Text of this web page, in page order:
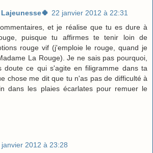
22 janvier 2012 à 22:31
et je réalise que tu es dure à
puisque tu affirmes te tenir loin de
rouge vif (j'emploie le rouge, quand je
La Rouge). Je ne sais pas pourquoi,
doute ce qui s'agite en filigramme dans ta
chose me dit que tu n'as pas de difficulté à
dans les plaies écarlates pour remuer le
janvier 2012 à 23:28